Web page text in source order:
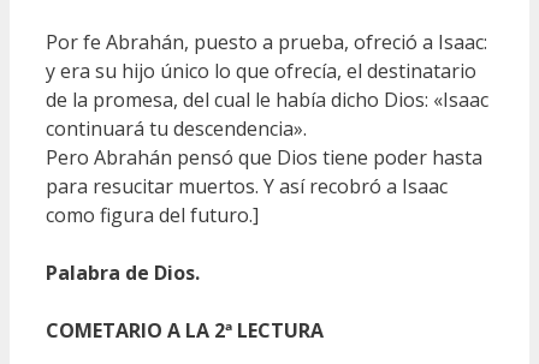
Por fe Abrahán, puesto a prueba, ofreció a Isaac:
y era su hijo único lo que ofrecía, el destinatario
de la promesa, del cual le había dicho Dios: «Isaac
continuará tu descendencia».
Pero Abrahán pensó que Dios tiene poder hasta
para resucitar muertos. Y así recobró a Isaac
como figura del futuro.]
Palabra de Dios.
COMETARIO A LA 2ª LECTURA